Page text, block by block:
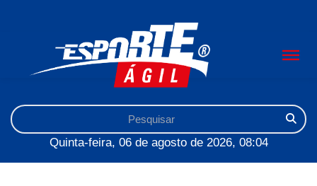
Quinta-feira, 06 de agosto de 2026, 08:04